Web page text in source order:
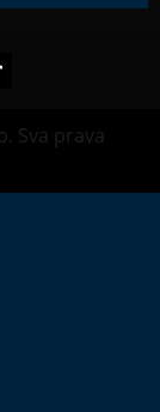
Sva prava